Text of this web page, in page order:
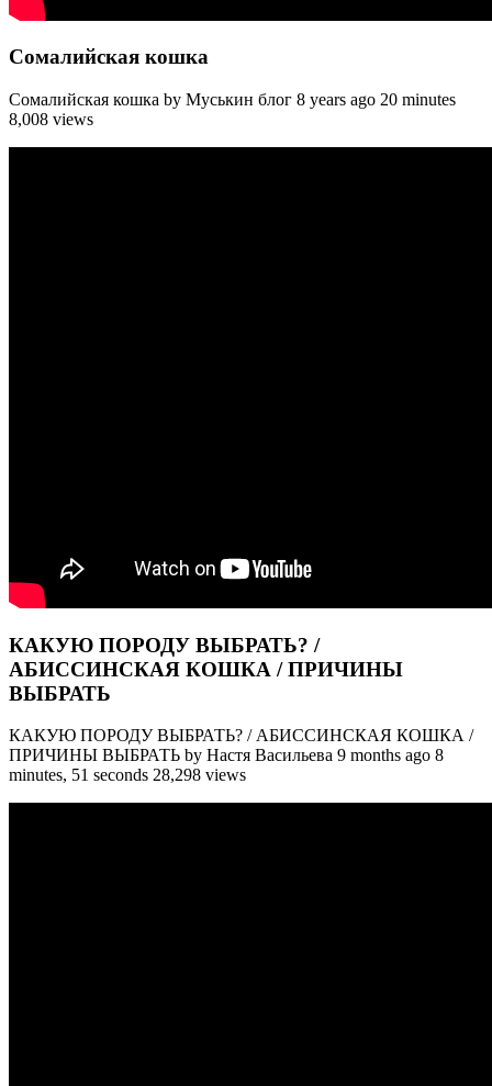
Сомалийская кошка
Сомалийская кошка by Муськин блог 8 years ago 20 minutes
8,008 views
КАКУЮ ПОРОДУ ВЫБРАТЬ? /
АБИССИНСКАЯ КОШКА / ПРИЧИНЫ
ВЫБРАТЬ
КАКУЮ ПОРОДУ ВЫБРАТЬ? / АБИССИНСКАЯ КОШКА /
ПРИЧИНЫ ВЫБРАТЬ by Настя Васильева 9 months ago 8
minutes, 51 seconds 28,298 views